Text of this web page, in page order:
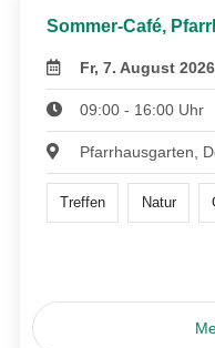
Sommer-Café,
Fr, 7. August 2026
09:00 - 16:00 Uhr
Pfarrhausgarten,
Treffen Natur